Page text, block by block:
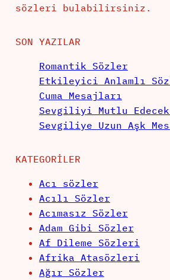
sözleri bulabilirsiniz.
SON YAZILAR
Romantik Sözler
Etkileyici Anlamlı
Cuma Mesajları
Sevgiliyi Mutlu
Sevgiliye Uzun Aşk
KATEGORILER
Acı sözler
Acılı Sözler
Acımasız Sözler
Adam Gibi Sözler
Af Dileme Sözleri
Afrika Atasözleri
Ağır Sözler